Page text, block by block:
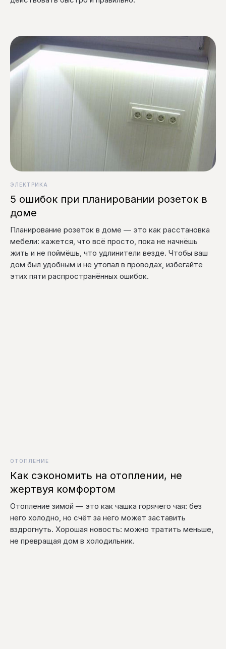
ЭЛЕКТРИКА
5 ошибок при планировании розеток в
доме
Планирование розеток в доме — это как расстановка
мебели: кажется, что всё просто, пока не начнёшь
жить и не поймёшь, что удлинители везде. Чтобы ваш
дом был удобным и не утопал в проводах, избегайте
этих пяти распространённых ошибок.
ОТОПЛЕНИЕ
Как сэкономить на отоплении, не
жертвуя комфортом
Отопление зимой — это как чашка горячего чая: без
него холодно, но счёт за него может заставить
вздрогнуть. Хорошая новость: можно тратить меньше,
не превращая дом в холодильник.